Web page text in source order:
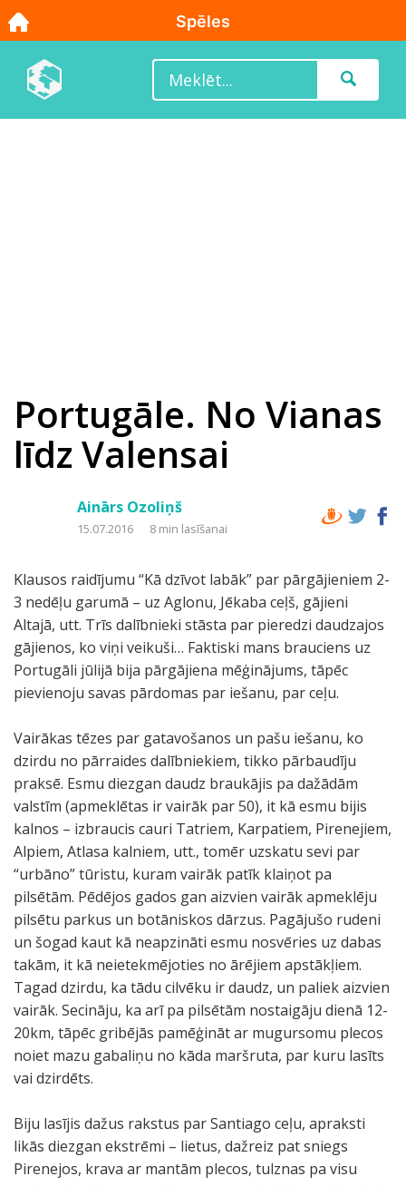
Portugāle. No Vianas
līdz Valensai
Ainārs Ozoliņš
15.07.2016 8 min lasīšanai
Klausos raidījumu “Kā dzīvot labāk” par pārgājieniem 2-
3 nedēļu garumā – uz Aglonu, Jēkaba ceļš, gājieni
Altajā, utt. Trīs dalībnieki stāsta par pieredzi daudzajos
gājienos, ko viņi veikuši… Faktiski mans brauciens uz
Portugāli jūlijā bija pārgājiena mēģinājums, tāpēc
pievienoju savas pārdomas par iešanu, par ceļu.
Vairākas tēzes par gatavošanos un pašu iešanu, ko
dzirdu no pārraides dalībniekiem, tikko pārbaudīju
praksē. Esmu diezgan daudz braukājis pa dažādām
valstīm (apmeklētas ir vairāk par 50), it kā esmu bijis
kalnos – izbraucis cauri Tatriem, Karpatiem, Pirenejiem,
Alpiem, Atlasa kalniem, utt., tomēr uzskatu sevi par
“urbāno” tūristu, kuram vairāk patīk klaiņot pa
pilsētām. Pēdējos gados gan aizvien vairāk apmeklēju
pilsētu parkus un botāniskos dārzus. Pagājušo rudeni
un šogad kaut kā neapzināti esmu nosvēries uz dabas
takām, it kā neietekmējoties no ārējiem apstākļiem.
Tagad dzirdu, ka tādu cilvēku ir daudz, un paliek aizvien
vairāk. Secināju, ka arī pa pilsētām nostaigāju dienā 12-
20km, tāpēc gribējās pamēģināt ar mugursomu plecos
noiet mazu gabaliņu no kāda maršruta, par kuru lasīts
vai dzirdēts.
Biju lasījis dažus rakstus par Santiago ceļu, apraksti
likās diezgan ekstrēmi – lietus, dažreiz pat sniegs
Pirenejos, krava ar mantām plecos, tulznas pa visu